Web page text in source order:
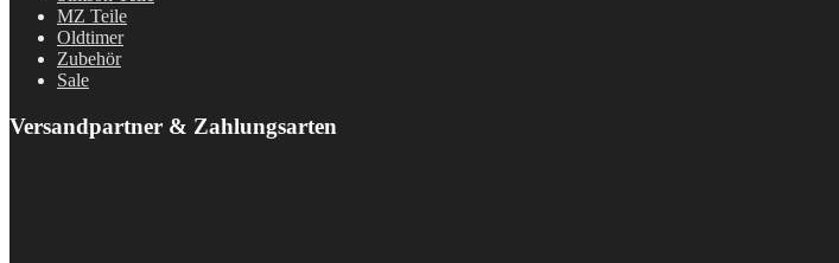
MZ Teile
Oldtimer
Zubehör
Sale
Versandpartner & Zahlungsarten